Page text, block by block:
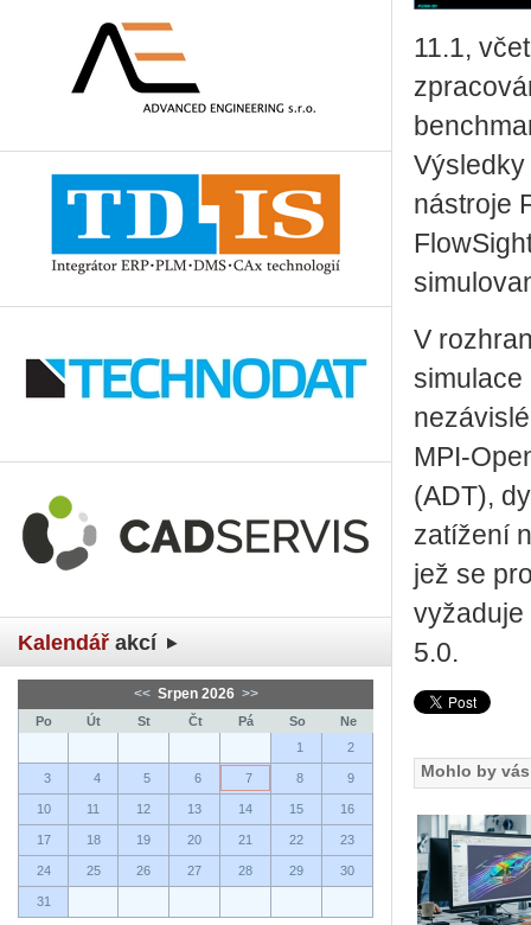
Kalendář akcí
<< Srpen 2026 >>
Po Út St Čt Pá So
Ne
1
2
3 4 5 6 7 8 9
10 11 12 13 14 15 16
17 18 19 20 21 22 23
24 25 26 27 28 29 30
31
11.1,
nástroje
V
simulace
MPI-
(ADT),
zatížení
jež se
vyžaduje
5.0.
Mohlo by